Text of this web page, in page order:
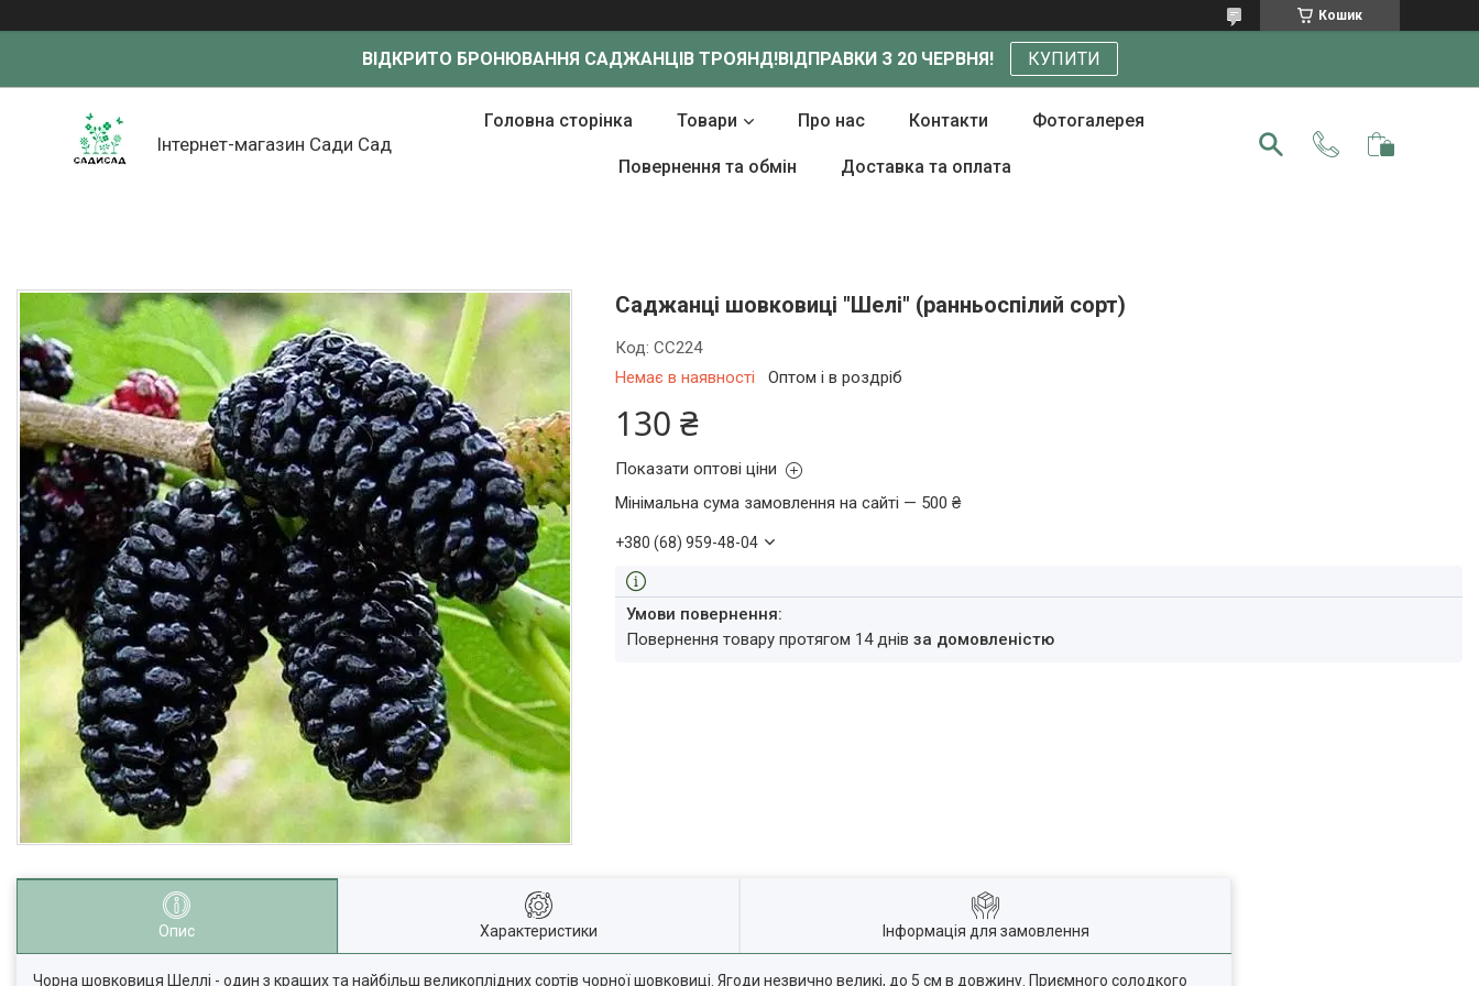
Кошик
ВІДКРИТО БРОНЮВАННЯ САДЖАНЦІВ ТРОЯНД!ВІДПРАВКИ З 20 ЧЕРВНЯ! КУПИТИ
Інтернет-магазин Сади Сад
Головна сторінка Товари Про нас Контакти Фотогалерея
Повернення та обмін Доставка та оплата
Саджанці шовковиці "Шелі" (ранньоспілий сорт)
Немає в наявності Оптом і в роздріб
Код:СС224
130 ₴
Показати оптові ціни
Мінімальна сума замовлення на сайті — 500 ₴
+380 (68) 959-48-04
повернення товару протягом 14 днівза домовленістю
Опис Характеристики Інформація для замовлення
Чорна шовковиця Шеллі - один з кращих та найбільш великоплідних сортів чорної шовковиці. Ягоди незвично великі, до 5 см в довжину. Приємного солодкого